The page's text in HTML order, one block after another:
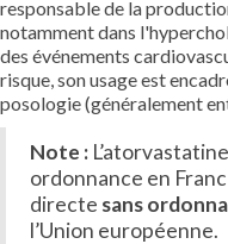
responsable de la
notamment dans
des événements
risque, son usage est
posologie (généralement
Note :
ordonnance en
directe sans
l’Union européenne.